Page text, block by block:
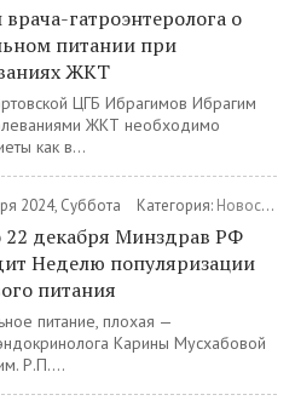
гатроэнтеролога о
питании при
ЖКТ
ЦГБ Ибрагимов Ибрагим
ЖКТ необходимо
как в...
2024, Суббота Категория: Новости
22 декабря Минздрав РФ
Неделю популяризации
питания
питание, плохая —
Карины Мусхабовой
Р.П....